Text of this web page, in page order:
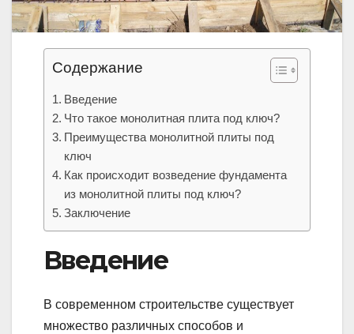
Содержание
Введение
Что такое монолитная плита под ключ?
Преимущества монолитной плиты под
ключ
Как происходит возведение фундамента
из монолитной плиты под ключ?
Заключение
Введение
В современном строительстве существует
множество различных способов и